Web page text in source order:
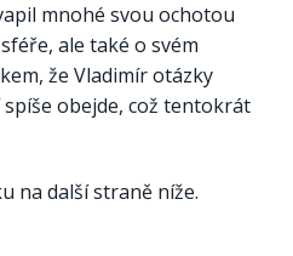
mnohé svou ochotou
ale také o svém
že Vladimír otázky
obejde, což tentokrát
na další straně níže.